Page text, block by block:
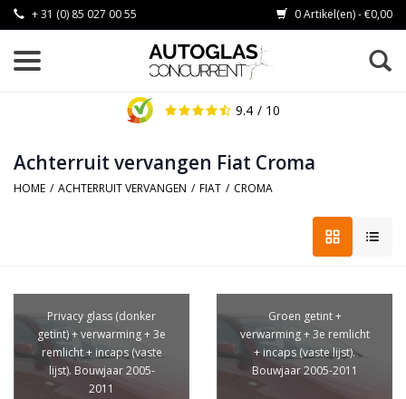
+ 31 (0) 85 027 00 55 0 Artikel(en) - €0,00
9.4 / 10
Achterruit vervangen Fiat Croma
HOME / ACHTERRUIT VERVANGEN / FIAT / CROMA
Privacy glass (donker
getint) + verwarming + 3e
remlicht + incaps (vaste
lijst). Bouwjaar 2005-
2011
Groen getint +
verwarming + 3e remlicht
+ incaps (vaste lijst).
Bouwjaar 2005-2011